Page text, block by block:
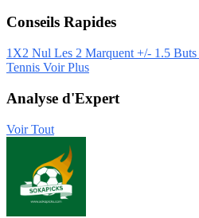
Conseils Rapides
1X2 Nul Les 2 Marquent +/- 1.5 Buts
Tennis Voir Plus
Analyse d'Expert
Voir Tout